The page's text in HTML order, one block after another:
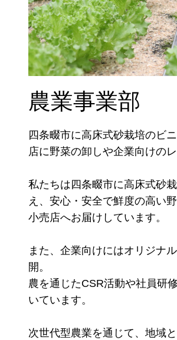
農業事業部
四条畷市に高床式砂栽培のビ
店に野菜の卸しや企業向けの
私たちは四条畷市に高床式砂
え、安心・安全で鮮度の高い
小売店へお届けしています。
また、企業向けにはオリジナ
開。
農を通じたCSR活動や社員研
いています。
次世代型農業を通じて、地域